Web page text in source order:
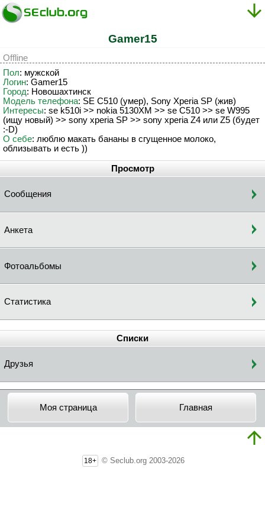
Gamer15
Offline
Пол: мужской
Логин: Gamer15
Город: Новошахтинск
Модель телефона: SE C510 (умер), Sony Xperia SP (жив)
Интересы: se k510i >> nokia 5130XM >> se C510 >> se W995
(ищу новый) >> sony xperia SP >> sony xperia Z4 или Z5 (будет
:-D)
О себе: люблю макать бананы в сгущенное молоко,
облизывать и есть ))
Просмотр
Сообщения
Анкета
Фотоальбомы
Статистика
Списки
Друзья
Моя страница Главная
18+ © Seclub.org 2003-2026